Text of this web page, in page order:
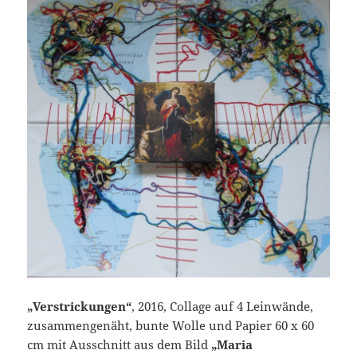
„Verstrickungen“, 2016, Collage auf 4 Leinwände,
zusammengenäht, bunte Wolle und Papier 60 x 60
cm mit Ausschnitt aus dem Bild „Maria